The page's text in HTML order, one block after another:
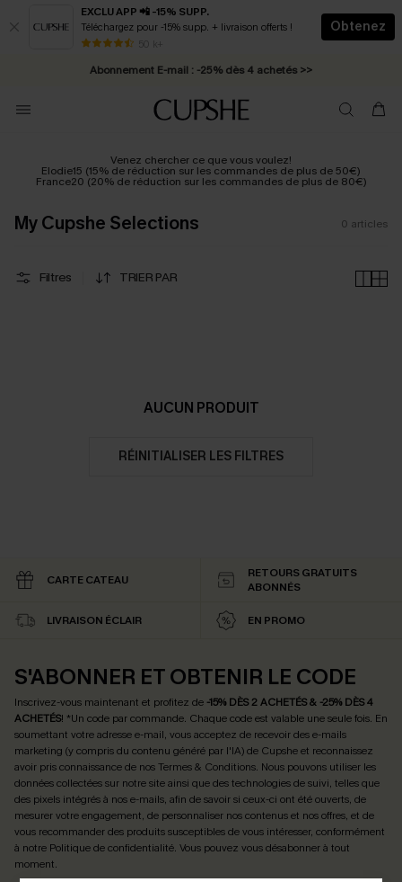
EXCLU APP 📲 -15% SUPP.
Téléchargez pour -15% supp. + livraison offerts !
50 k+
Obtenez
* Livraison éclair 2-3 jours ouvrés >>
Abonnement E-mail : -25% dès 4 achetés >>
Venez chercher ce que vous voulez!
Elodie15 (15% de réduction sur les commandes de plus de 50€)
France20 (20% de réduction sur les commandes de plus de 80€)
My Cupshe Selections 0 articles
Filtres TRIER PAR
AUCUN PRODUIT
RÉINITIALISER LES FILTRES
CARTE CATEAU
RETOURS GRATUITS
ABONNÉS
LIVRAISON ÉCLAIR EN PROMO
S'ABONNER ET OBTENIR LE CODE
Inscrivez-vous maintenant et profitez de -15% DÈS 2 ACHETÉS & -25% DÈS 4
ACHETÉS! *Un code par commande. Chaque code est valable une seule fois. En
soumettant votre adresse e-mail, vous acceptez de recevoir des e-mails
marketing (y compris du contenu généré par l'IA) de Cupshe et reconnaissez
avoir pris connaissance de nosTermes & Conditions. Nous pouvons utiliser les
données collectées sur notre site ainsi que des technologies de suivi, telles que
des pixels intégrés à nos e-mails, afin de savoir si ceux-ci ont été ouverts, de
mesurer votre engagement, de personnaliser nos contenus et nos offres, et de
vous recommander des produits susceptibles de vous intéresser, conformément
à notre Politique de confidentialité. Vous pouvez vous désabonner à tout
moment.